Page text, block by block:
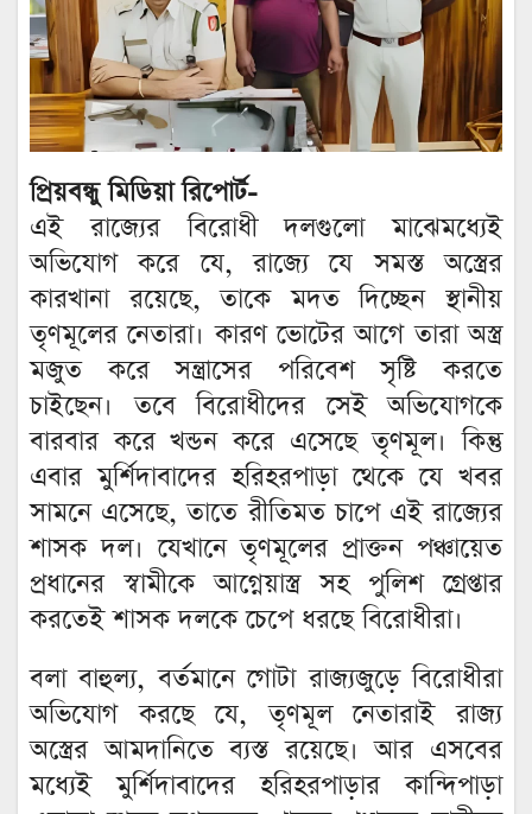
প্রিয়বন্ধু মিডিয়া রিপোর্ট-
এই রাজ্যের বিরোধী দলগুলো মাঝেমধ্যেই
অভিযোগ করে যে, রাজ্যে যে সমস্ত অস্ত্রের
কারখানা রয়েছে, তাকে মদত দিচ্ছেন স্থানীয়
তৃণমূলের নেতারা। কারণ ভোটের আগে তারা অস্ত্র
মজুত করে সন্ত্রাসের পরিবেশ সৃষ্টি করতে
চাইছেন। তবে বিরোধীদের সেই অভিযোগকে
বারবার করে খন্ডন করে এসেছে তৃণমূল। কিন্তু
এবার মুর্শিদাবাদের হরিহরপাড়া থেকে যে খবর
সামনে এসেছে, তাতে রীতিমত চাপে এই রাজ্যের
শাসক দল। যেখানে তৃণমূলের প্রাক্তন পঞ্চায়েত
প্রধানের স্বামীকে আগ্নেয়াস্ত্র সহ পুলিশ গ্রেপ্তার
করতেই শাসক দলকে চেপে ধরছে বিরোধীরা।
বলা বাহুল্য, বর্তমানে গোটা রাজ্যজুড়ে বিরোধীরা
অভিযোগ করছে যে, তৃণমূল নেতারাই রাজ্য
অস্ত্রের আমদানিতে ব্যস্ত রয়েছে। আর এসবের
মধ্যেই মুর্শিদাবাদের হরিহরপাড়ার কান্দিপাড়া